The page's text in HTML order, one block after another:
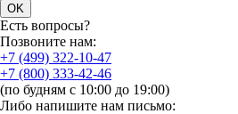
OK
Есть вопросы?
Позвоните нам:
+7 (499) 322-10-47
+7 (800) 333-42-46
(по будням с 10:00 до 19:00)
Либо напишите нам письмо: